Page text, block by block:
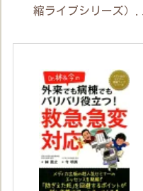
縮ライブシリーズ）